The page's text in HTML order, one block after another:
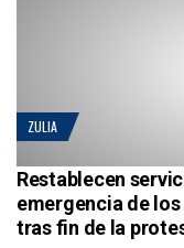
ZULIA
Restablecen
emergencia de
tras fin de la